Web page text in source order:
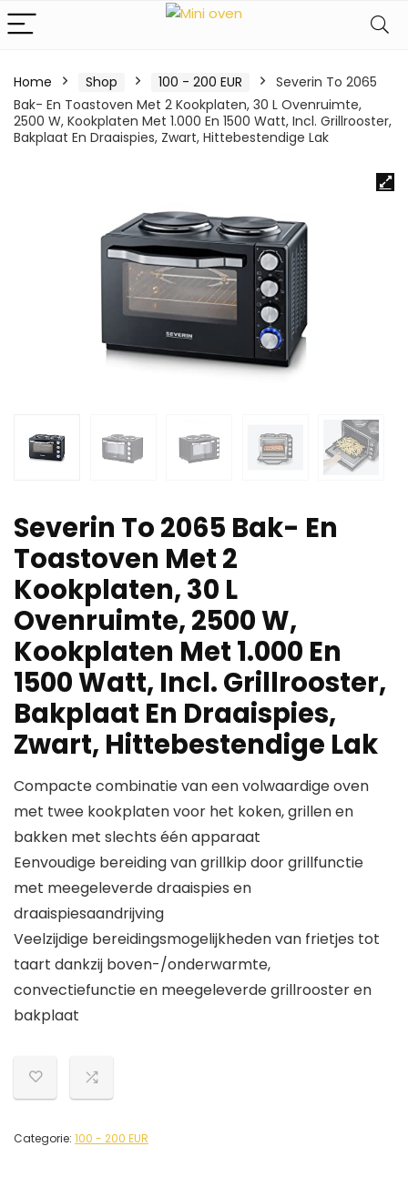
Home Shop 100 - 200 EUR
Severin To 2065
Bak- En Toastoven Met 2 Kookplaten, 30 L Ovenruimte,
2500 W, Kookplaten Met 1.000 En 1500 Watt, Incl. Grillrooster,
Bakplaat En Draaispies, Zwart, Hittebestendige Lak
Severin To 2065 Bak- En
Toastoven Met 2
Kookplaten, 30 L
Ovenruimte, 2500 W,
Kookplaten Met 1.000 En
1500 Watt, Incl. Grillrooster,
Bakplaat En Draaispies,
Zwart, Hittebestendige Lak
Compacte combinatie van een volwaardige oven
met twee kookplaten voor het koken, grillen en
bakken met slechts één apparaat
Eenvoudige bereiding van grillkip door grillfunctie
met meegeleverde draaispies en
draaispiesaandrijving
Veelzijdige bereidingsmogelijkheden van frietjes tot
taart dankzij boven-/onderwarmte,
convectiefunctie en meegeleverde grillrooster en
bakplaat
Categorie: 100 - 200 EUR